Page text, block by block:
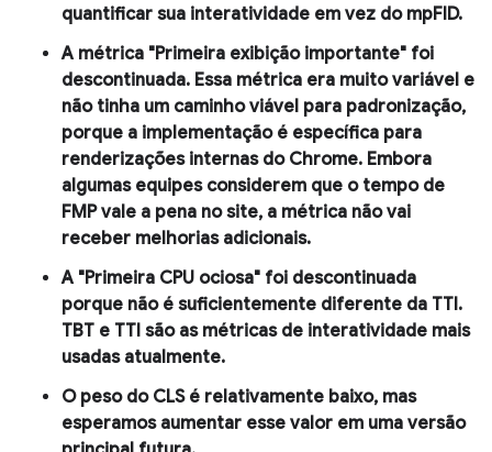
quantificar sua interatividade em vez do mpFID.
A métrica "Primeira exibição importante" foi
descontinuada. Essa métrica era muito variável e
não tinha um caminho viável para padronização,
porque a implementação é específica para
renderizações internas do Chrome. Embora
algumas equipes considerem que o tempo de
FMP vale a pena no site, a métrica não vai
receber melhorias adicionais.
A "Primeira CPU ociosa" foi descontinuada
porque não é suficientemente diferente da TTI.
TBT e TTI são as métricas de interatividade mais
usadas atualmente.
O peso do CLS é relativamente baixo, mas
esperamos aumentar esse valor em uma versão